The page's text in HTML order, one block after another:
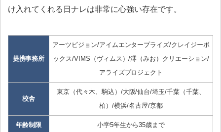
け入れてくれる日ナレは非常に心強い存在です。
提携事務所
アーツビジョン/アイムエンタープライズ/クレイジーボ
ックス/VIMS（ヴィムス）/澪（みお）クリエーション/
アライズプロジェクト
校舎
東京（代々木、駒込）/大阪/仙台/埼玉/千葉（千葉、
柏）/横浜/名古屋/京都
年齢制限 小学5年生から35歳まで